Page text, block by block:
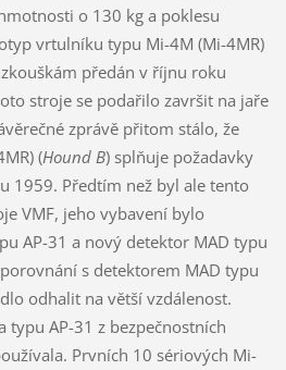
o 130 kg a poklesu
vrtulníku typu Mi-4M (Mi-4MR)
předán v říjnu roku
stroje se podařilo završit na jaře
zprávě přitom stálo, že
(Hound B) splňuje požadavky
1959. Předtím než byl ale tento
VMF, jeho vybavení bylo
AP-31 a nový detektor MAD typu
s detektorem MAD typu
odhalit na větší vzdálenost.
typu AP-31 z bezpečnostních
Prvních 10 sériových Mi-